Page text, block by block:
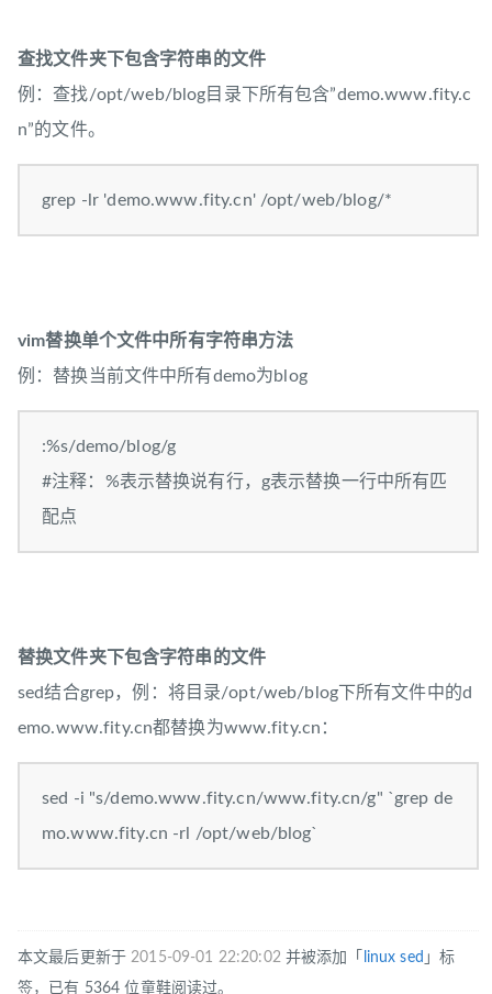
查找文件夹下包含字符串的文件
例：查找/opt/web/blog目录下所有包含”demo.www.fity.c
n”的文件。
grep -lr 'demo.www.fity.cn' /opt/web/blog/*
vim替换单个文件中所有字符串方法
例：替换当前文件中所有demo为blog
:%s/demo/blog/g
#注释：%表示替换说有行，g表示替换一行中所有匹
配点
替换文件夹下包含字符串的文件
sed结合grep，例：将目录/opt/web/blog下所有文件中的d
emo.www.fity.cn都替换为www.fity.cn：
sed -i "s/demo.www.fity.cn/www.fity.cn/g" `grep de
mo.www.fity.cn -rl /opt/web/blog`
本文最后更新于2015-09-01 22:20:02并被添加「 linux sed 」标
签，已有 5364 位童鞋阅读过。